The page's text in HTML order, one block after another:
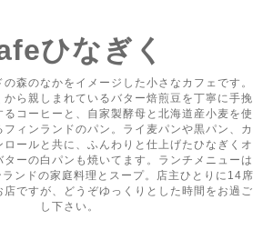
ひなぎく
森のなかをイメージした小さなカフェです。
から親しまれているバター焙煎豆を丁寧に手挽
るコーヒーと、自家製酵母と北海道産小麦を使
フィンランドのパン。ライ麦パンや黒パン、カ
ロールと共に、ふんわりと仕上げたひなぎくオ
ターの白パンも焼いてます。ランチメニューは
ンドの家庭料理とスープ。店主ひとりに14席
ですが、どうぞゆっくりとした時間をお過ご
し下さい。